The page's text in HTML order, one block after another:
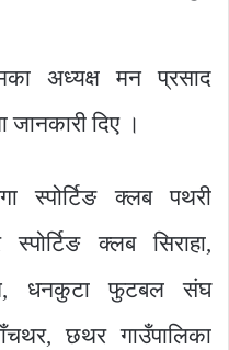
अध्यक्ष मन प्रसाद
दिए ।
स्पोर्टिङ क्लब पथरी
क्लब सिराहा,
धनकुटा फुटबल संघ
छथर गाउँपालिका